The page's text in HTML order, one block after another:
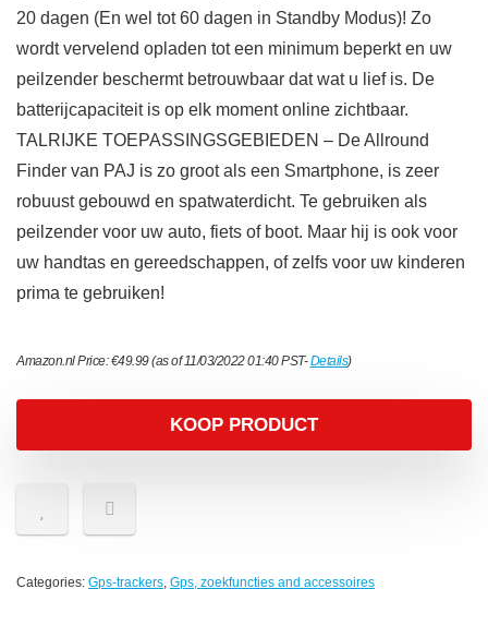
20 dagen (En wel tot 60 dagen in Standby Modus)! Zo
wordt vervelend opladen tot een minimum beperkt en uw
peilzender beschermt betrouwbaar dat wat u lief is. De
batterijcapaciteit is op elk moment online zichtbaar.
TALRIJKE TOEPASSINGSGEBIEDEN – De Allround
Finder van PAJ is zo groot als een Smartphone, is zeer
robuust gebouwd en spatwaterdicht. Te gebruiken als
peilzender voor uw auto, fiets of boot. Maar hij is ook voor
uw handtas en gereedschappen, of zelfs voor uw kinderen
prima te gebruiken!
Amazon.nl Price:€49.99(as of 11/03/2022 01:40 PST-Details)
KOOP PRODUCT
Categories: Gps-trackers, Gps, zoekfuncties and accessoires